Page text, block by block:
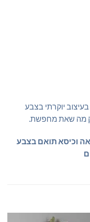
יוקרתי בצבע
מה שאת מחפשת.
וכיסא תואם בצבע